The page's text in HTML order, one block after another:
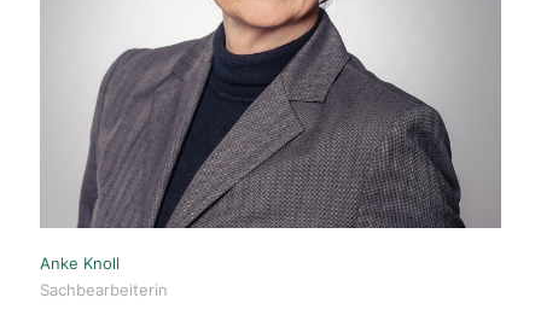
Anke Knoll
Sachbearbeiterin